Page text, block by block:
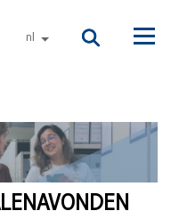
nl andere talen